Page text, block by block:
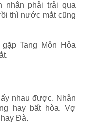
nhân phải trải qua
thì nước mắt cũng
Tang Môn Hỏa
nhau được. Nhân
hay bất hòa. Vợ
Đà.